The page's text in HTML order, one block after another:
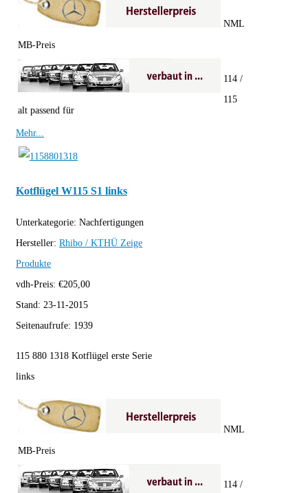
MB-Preis
NML
alt passend für
114 /
115
Mehr...
Kotflügel W115 S1 links
Unterkategorie: Nachfertigungen
Hersteller: Rhibo / KTHÜ Zeige
Produkte
vdh-Preis: €205,00
Stand: 23-11-2015
Seitenaufrufe: 1939
115 880 1318 Kotflügel erste Serie
links
MB-Preis
NML
114 /